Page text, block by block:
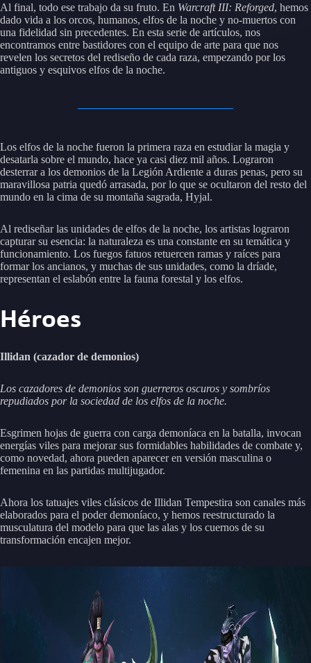
Al final, todo ese trabajo da su fruto. En Warcraft III: Reforged, hemos
dado vida a los orcos, humanos, elfos de la noche y no-muertos con
una fidelidad sin precedentes. En esta serie de artículos, nos
encontramos entre bastidores con el equipo de arte para que nos
revelen los secretos del rediseño de cada raza, empezando por los
antiguos y esquivos elfos de la noche.
Los elfos de la noche fueron la primera raza en estudiar la magia y
desatarla sobre el mundo, hace ya casi diez mil años. Lograron
desterrar a los demonios de la Legión Ardiente a duras penas, pero su
maravillosa patria quedó arrasada, por lo que se ocultaron del resto del
mundo en la cima de su montaña sagrada, Hyjal.
Al rediseñar las unidades de elfos de la noche, los artistas lograron
capturar su esencia: la naturaleza es una constante en su temática y
funcionamiento. Los fuegos fatuos retuercen ramas y raíces para
formar los ancianos, y muchas de sus unidades, como la dríade,
representan el eslabón entre la fauna forestal y los elfos.
Héroes
Illidan (cazador de demonios)
Los cazadores de demonios son guerreros oscuros y sombríos
repudiados por la sociedad de los elfos de la noche.
Esgrimen hojas de guerra con carga demoníaca en la batalla, invocan
energías viles para mejorar sus formidables habilidades de combate y,
como novedad, ahora pueden aparecer en versión masculina o
femenina en las partidas multijugador.
Ahora los tatuajes viles clásicos de Illidan Tempestira son canales más
elaborados para el poder demoníaco, y hemos reestructurado la
musculatura del modelo para que las alas y los cuernos de su
transformación encajen mejor.